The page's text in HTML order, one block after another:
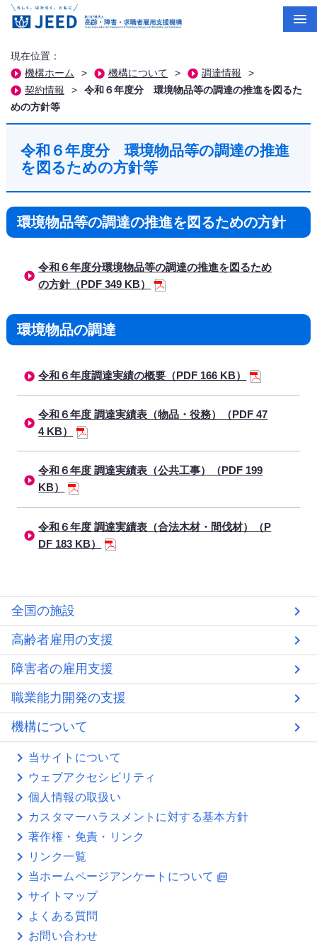
現在位置：
機構ホーム
> 機構について > 調達情報
>
契約情報
>
令和６年度分 環境物品等の調達の推進を図るた
めの方針等
令和６年度分 環境物品等の調達の推進
を図るための方針等
環境物品等の調達の推進を図るための方針
令和６年度分環境物品等の調達の推進を図るため
の方針（PDF 349 KB）
環境物品の調達
令和６年度調達実績の概要（PDF 166 KB）
令和６年度 調達実績表（物品・役務）（PDF 47
4 KB）
令和６年度 調達実績表（公共工事）（PDF 199
KB）
令和６年度 調達実績表（合法木材・間伐材）（P
DF 183 KB）
全国の施設
高齢者雇用の支援
障害者の雇用支援
職業能力開発の支援
機構について
当サイトについて
ウェブアクセシビリティ
個人情報の取扱い
カスタマーハラスメントに対する基本方針
著作権・免責・リンク
リンク一覧
当ホームページアンケートについて picture_as_pdf
サイトマップ
よくある質問
お問い合わせ